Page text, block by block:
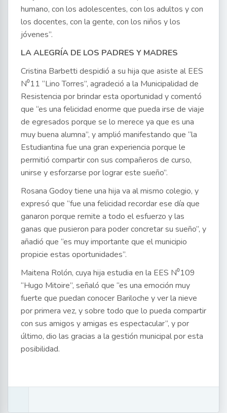
humano, con los adolescentes, con los adultos y con
los docentes, con la gente, con los niños y los
jóvenes”.
LA ALEGRÍA DE LOS PADRES Y MADRES
Cristina Barbetti despidió a su hija que asiste al EES
N⁰11 “Lino Torres”, agradeció a la Municipalidad de
Resistencia por brindar esta oportunidad y comentó
que “es una felicidad enorme que pueda irse de viaje
de egresados porque se lo merece ya que es una
muy buena alumna”, y amplió manifestando que “la
Estudiantina fue una gran experiencia porque le
permitió compartir con sus compañeros de curso,
unirse y esforzarse por lograr este sueño”.
Rosana Godoy tiene una hija va al mismo colegio, y
expresó que “fue una felicidad recordar ese día que
ganaron porque remite a todo el esfuerzo y las
ganas que pusieron para poder concretar su sueño”, y
añadió que “es muy importante que el municipio
propicie estas oportunidades”.
Maitena Rolón, cuya hija estudia en la EES N⁰109
“Hugo Mitoire”, señaló que “es una emoción muy
fuerte que puedan conocer Bariloche y ver la nieve
por primera vez, y sobre todo que lo pueda compartir
con sus amigos y amigas es espectacular”, y por
último, dio las gracias a la gestión municipal por esta
posibilidad.